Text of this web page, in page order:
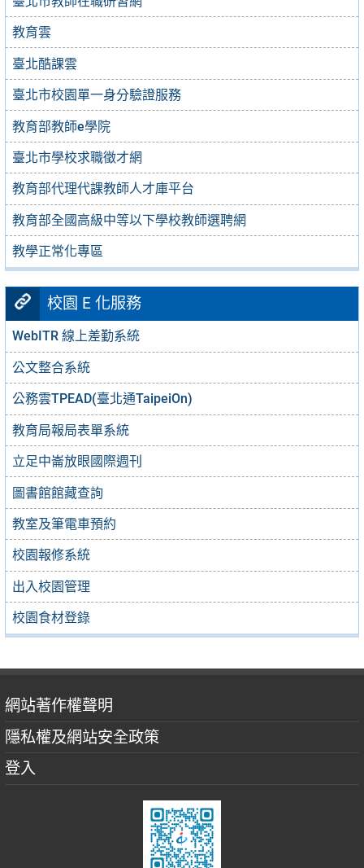
教育雲
臺北酷課雲
臺北市校園單一身分驗證服務
教育部教師e學院
臺北市學校求職徵才網
教育部代理代課教師人才庫平台
教育部全國高級中等以下學校教師選聘網
教學正常化專區
校園 E 化服務
WebITR 線上差勤系統
公文整合系統
公務雲TPEAD(臺北通TaipeiOn)
教育局報局表單系統
立足中崙放眼國際週刊
圖書館館藏查詢
教室及筆電車預約
校園報修系統
出入校園管理
校園食材登錄
網站著作權聲明
隱私權及網站安全政策
登入